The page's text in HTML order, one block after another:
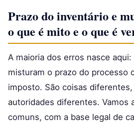
Prazo do inventário e
o que é mito e o que é
A maioria dos erros nasce aqui:
misturam o prazo do processo
imposto. São coisas
autoridades diferentes. Vamos
comuns, com a base legal de